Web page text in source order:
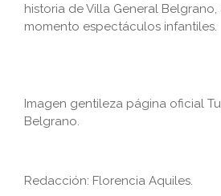
historia de Villa General
momento espectáculos infantiles.
Imagen gentileza página oficial
Belgrano.
Redacción: Florencia Aquiles.